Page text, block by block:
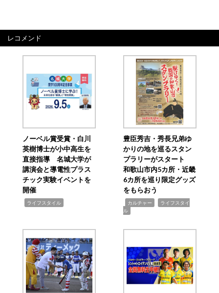
レコメンド
ノーベル賞受賞・白川
英樹博士が小中高生を
直接指導 名城大学が
講演会と導電性プラス
チック実験イベントを
開催
ライフスタイル
豊臣秀吉・秀長兄弟ゆ
かりの地を巡るスタン
プラリーがスタート
和歌山市内5カ所・近畿
6カ所を巡り限定グッズ
をもらおう
カルチャー
ライフスタイ
ル